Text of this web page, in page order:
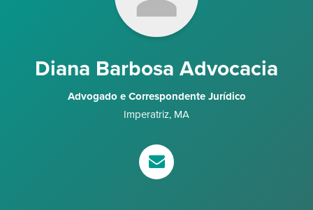
Diana Barbosa Advocacia
Advogado e Correspondente Jurídico
Imperatriz, MA